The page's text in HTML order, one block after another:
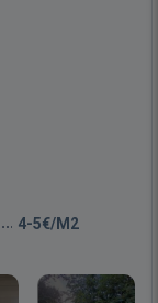
4-5€/M2